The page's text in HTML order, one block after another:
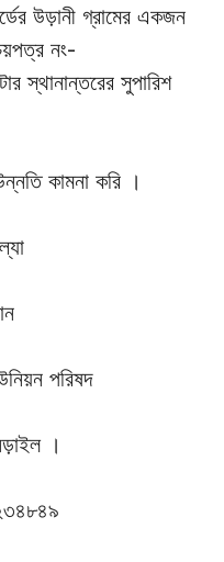
উড়ানী গ্রামের একজন
নং-
স্থানান্তরের সুপারিশ
কামনা করি ।
পরিষদ
।